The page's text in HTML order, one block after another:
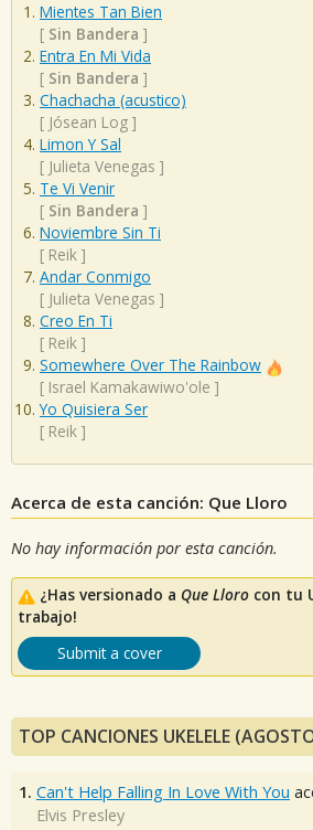
Mientes Tan Bien
[ Sin Bandera ]
Entra En Mi Vida
[ Sin Bandera ]
Chachacha (acustico)
[ Jósean Log ]
Limon Y Sal
[ Julieta Venegas ]
Te Vi Venir
[ Sin Bandera ]
Noviembre Sin Ti
[ Reik ]
Andar Conmigo
[ Julieta Venegas ]
Creo En Ti
[ Reik ]
Somewhere Over The Rainbow
[ Israel Kamakawiwo'ole ]
Yo Quisiera Ser
[ Reik ]
Acerca de esta canción: Que Lloro
No hay información por esta canción.
¿Has versionado a Que Lloro con tu
trabajo!
Submit a cover
TOP CANCIONES UKELELE
1. Can't Help Falling In Love With You
Elvis Presley